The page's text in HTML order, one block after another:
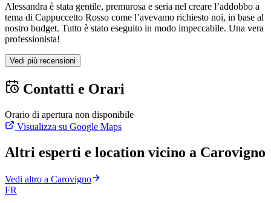
Alessandra è stata gentile, premurosa e seria nel creare l’addobbo a
tema di Cappuccetto Rosso come l’avevamo richiesto noi, in base al
nostro budget. Tutto è stato eseguito in modo impeccabile. Una vera
professionista!
Vedi più recensioni
Contatti e Orari
Orario di apertura non disponibile
Visualizza su Google Maps
Altri esperti e location vicino a Carovigno
Vedi altro a Carovigno
FR